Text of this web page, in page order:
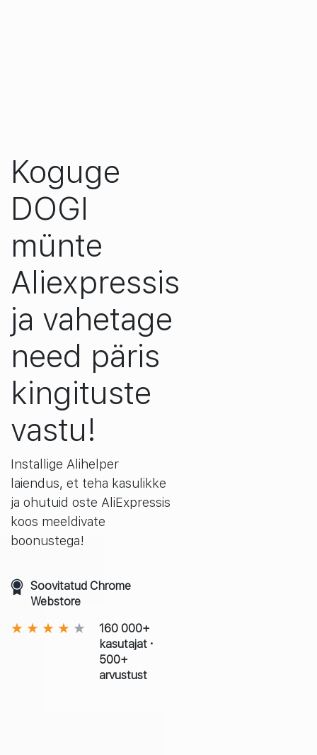
Koguge
DOGI
münte
Aliexpressis
ja vahetage
need päris
kingituste
vastu!
Installige Alihelper
laiendus, et teha kasulikke
ja ohutuid oste AliExpressis
koos meeldivate
boonustega!
Soovitatud Chrome
Webstore
160 000+
kasutajat ·
500+
arvustust